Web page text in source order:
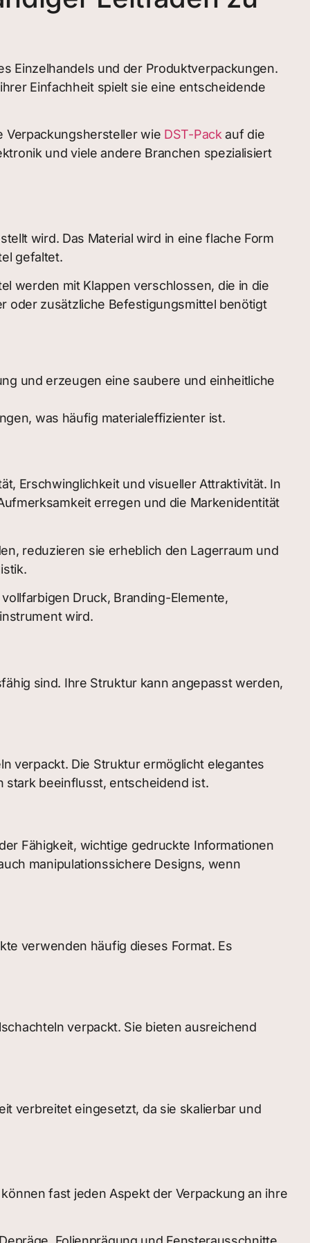
Einzelhandels und der Produktverpackungen.
Einfachheit spielt sie eine entscheidende
Verpackungshersteller wie DST-Packauf die
und viele andere Branchen spezialisiert
wird. Das Material wird in eine flache Form
gefaltet.
werden mit Klappen verschlossen, die in die
oder zusätzliche Befestigungsmittel benötigt
und erzeugen eine saubere und einheitliche
was häufig materialeffizienter ist.
Erschwinglichkeit und visueller Attraktivität. In
erregen und die Markenidentität
reduzieren sie erheblich den Lagerraum und
Druck, Branding-Elemente,
wird.
sind. Ihre Struktur kann angepasst werden,
verpackt. Die Struktur ermöglicht elegantes
stark beeinflusst, entscheidend ist.
Fähigkeit, wichtige gedruckte Informationen
manipulationssichere Designs, wenn
verwenden häufig dieses Format. Es
verpackt. Sie bieten ausreichend
verbreitet eingesetzt, da sie skalierbar und
fast jeden Aspekt der Verpackung an ihre